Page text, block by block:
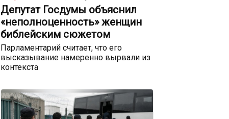
Депутат Госдумы объяснил
«неполноценность» женщин
библейским сюжетом
Парламентарий считает, что его
высказывание намеренно вырвали из
контекста